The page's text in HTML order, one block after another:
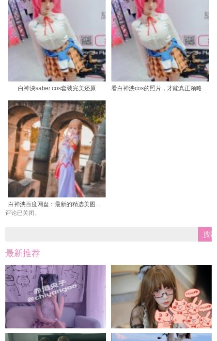
白神泱saber cos套装完美还原 看白神泱cos的照片，才能真正领略cosplay艺术的美感
白神泱百度网盘：最新的精选美图合集来了
评论已关闭。
最新推荐